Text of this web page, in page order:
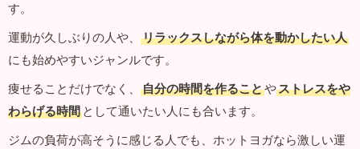
す。
運動が久しぶりの人や、
リラックスしながら体を動かしたい人
にも始めやすいジャンルです。
痩せることだけでなく、
自分の時間を作ることやストレスをや
わらげる時間 として通いたい人にも合います。
ジムの負荷が高そうに感じる人でも、ホットヨガなら激しい運